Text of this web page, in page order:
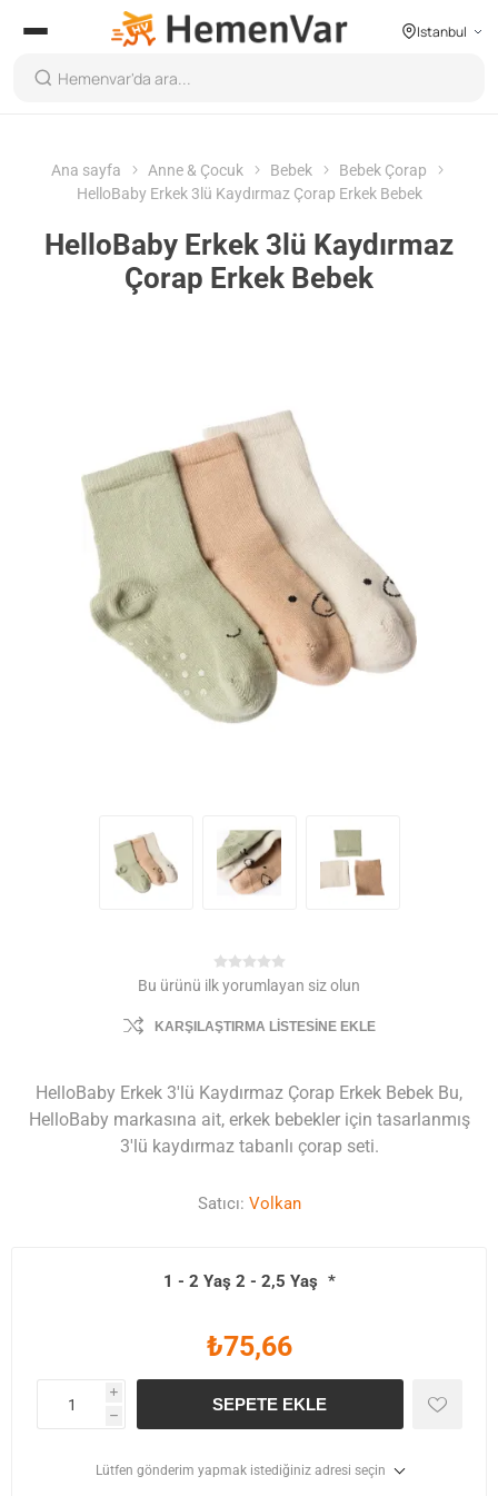
Istanbul
Ana sayfa Anne & Çocuk Bebek
Bebek Çorap
HelloBaby Erkek 3lü Kaydırmaz Çorap Erkek Bebek
HelloBaby Erkek 3lü Kaydırmaz
Çorap Erkek Bebek
Bu ürünü ilk yorumlayan siz olun
KARŞILAŞTIRMA LISTESINE EKLE
HelloBaby Erkek 3'lü Kaydırmaz Çorap Erkek Bebek Bu,
HelloBaby markasına ait, erkek bebekler için tasarlanmış
3'lü kaydırmaz tabanlı çorap seti.
Satıcı: Volkan
1 - 2 Yaş 2 - 2,5 Yaş *
₺75,66
i
h
SEPETE EKLE
Lütfen gönderim yapmak istediğiniz adresi seçin